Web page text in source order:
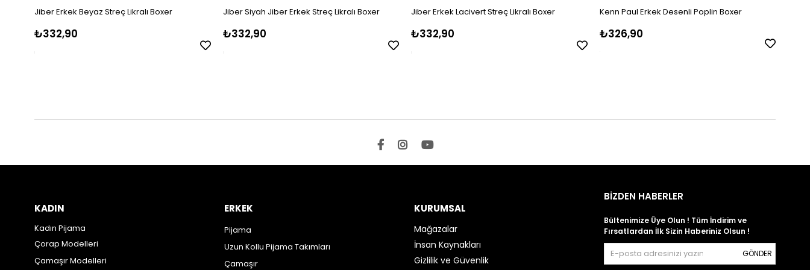
Jiber Erkek Beyaz Streç Likralı Boxer
₺332,90
Jiber Siyah Jiber Erkek Streç Likralı Boxer
₺332,90
Jiber Erkek Lacivert Streç Likralı Boxer
₺332,90
Kenn Paul Erkek Desenli Poplin Boxer
₺326,90
KADIN
Kadın Pijama
Çorap Modelleri
Çamaşır Modelleri
ERKEK
Pijama
Uzun Kollu Pijama Takımları
Çamaşır
KURUMSAL
Mağazalar
İnsan Kaynakları
Gizlilik ve Güvenlik
BİZDEN HABERLER
Bültenimize Üye Olun ! Tüm İndirim ve
Fırsatlardan İlk Sizin Haberiniz Olsun !
GÖNDER